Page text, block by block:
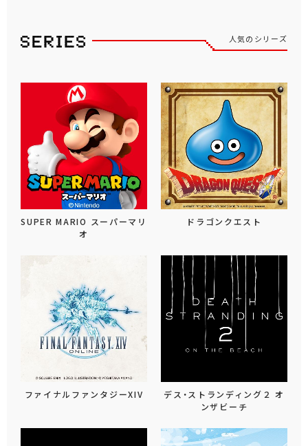
人気のシリーズ
SUPER MARIO スーパーマリ
オ
ドラゴンクエスト
ファイナルファンタジーXIV
デス・ストランディング２ オ
ンザビーチ